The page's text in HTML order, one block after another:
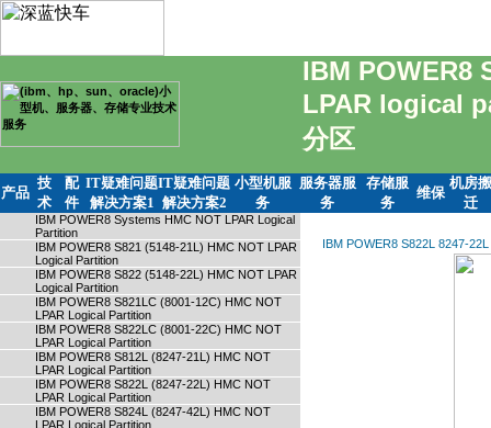
IBM POWER8
LPAR logical
分区
产品
技
术
配
件
IT疑难问题
解决方案1
IT疑难问题
解决方案2
小型机服
务
服务器服
务
存储服
务
维保
机房搬
迁
IBM POWER8 Systems HMC NOT LPAR Logical
Partition
IBM POWER8 S821 (5148-21L) HMC NOT LPAR
Logical Partition
IBM POWER8 S822 (5148-22L) HMC NOT LPAR
Logical Partition
IBM POWER8 S821LC (8001-12C) HMC NOT
LPAR Logical Partition
IBM POWER8 S822LC (8001-22C) HMC NOT
LPAR Logical Partition
IBM POWER8 S812L (8247-21L) HMC NOT
LPAR Logical Partition
IBM POWER8 S822L (8247-22L) HMC NOT
LPAR Logical Partition
IBM POWER8 S824L (8247-42L) HMC NOT
LPAR Logical Partition
IBM POWER8 S822L 8247-